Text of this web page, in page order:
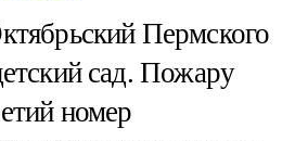
Пермского
сад. Пожару
номер